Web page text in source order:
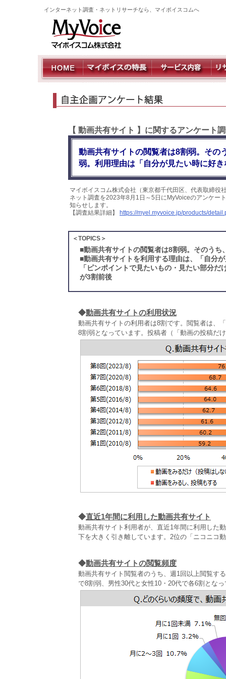
インターネット調査・ネットリサーチなら、マイボイスコムへ
【 動画共有サイト 】に関するアンケート
動画共有サイトの閲覧者は8割弱。その
弱。利用理由は「自分が見たい時に好
マイボイスコム株式会社（東京都千代田区、代表取締
ネット調査を2023年8月1日～5日にMyVoiceのアンケー
知らせします。
【調査結果詳細】
https://myel.myvoice.jp/products/
＜TOPICS＞
■動画共有サイトの閲覧者は8割弱。そのう
■動画共有サイトを利用する理由は、「自分
「ピンポイントで見たいもの・見たい部分
が3割前後
◆動画共有サイトの利用状況
動画共有サイトの利用者は8割です。閲覧者は、
8割弱となっています。投稿者（「動画の投稿だ
◆直近1年間に利用した動画共有サイト
動画共有サイト利用者が、直近1年間に利用した
下を大きく引き離しています。2位の「ニコニコ
◆動画共有サイトの閲覧頻度
動画共有サイト閲覧者のうち、週1回以上閲覧す
で8割弱、男性30代と女性10・20代で各6割とな